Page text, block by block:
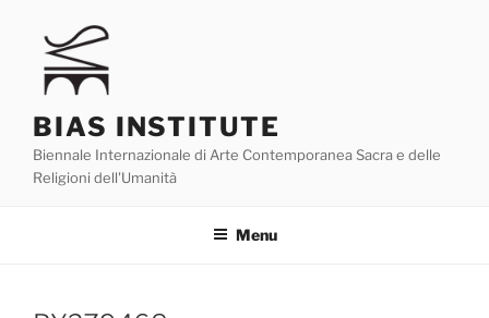
content
BIAS INSTITUTE
Biennale Internazionale di Arte Contemporanea Sacra e delle
Religioni dell'Umanità
Menu